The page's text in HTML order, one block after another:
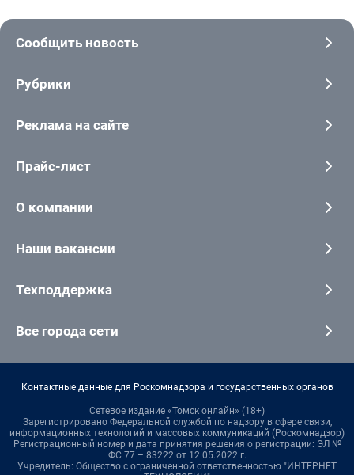
Сообщить новость
Рубрики
Реклама на сайте
Прайс-лист
О компании
Наши вакансии
Техподдержка
Все города сети
Контактные данные для Роскомнадзора и государственных органов
Сетевое издание «Томск онлайн» (18+)
Зарегистрировано Федеральной службой по надзору в сфере связи,
информационных технологий и массовых коммуникаций (Роскомнадзор)
Регистрационный номер и дата принятия решения о регистрации: ЭЛ №
ФС 77 – 83222 от 12.05.2022 г.
Учредитель: Общество с ограниченной ответственностью "ИНТЕРНЕТ